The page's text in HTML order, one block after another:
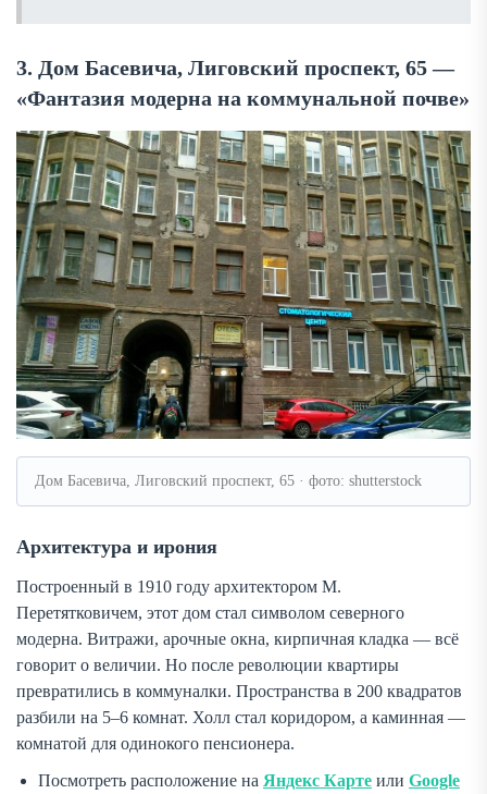
3. Дом Басевича, Лиговский проспект, 65 —
«Фантазия модерна на коммунальной почве»
Дом Басевича, Лиговский проспект, 65 · фото: shutterstock
Архитектура и ирония
Построенный в 1910 году архитектором М.
Перетятковичем, этот дом стал символом северного
модерна. Витражи, арочные окна, кирпичная кладка — всё
говорит о величии. Но после революции квартиры
превратились в коммуналки. Пространства в 200 квадратов
разбили на 5–6 комнат. Холл стал коридором, а каминная —
комнатой для одинокого пенсионера.
Посмотреть расположение на Яндекс Карте или Google